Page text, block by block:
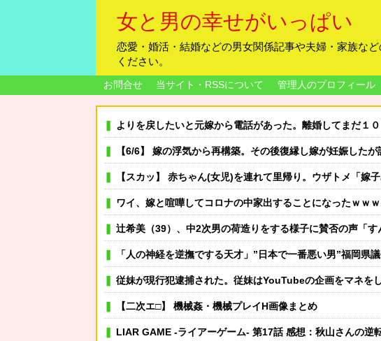
女と男の幸せがいっぱい
恋愛・婚活・結婚などの男女関係記事や夫婦・家族な
ください。
お問合せ 当サイト・RSSについて 管理人のプロフィール
よりを戻したいと元嫁から電話があった。離婚してまだ１
【6/6】 嫁の浮気から再構築。その後復縁し嫁が妊娠したが計算が合わない... 俺は本気で嫁を大切にしてきたつもりだったし嫁も幸せそうだっ
【スカッ】 赤ちゃん(女児)を連れて里帰り。ウザトメ「嫁子みたいに育ったら困るから、私が育てる」コトメ「そうよ、置いて帰っていい
ワイ、嫁と喧嘩してコロナの中家出することになったｗｗｗ
辻希美（39）、中2次男の荷造りをする様子に賛否の声「すんごい過保護…」「全部ママ
「人の神経を逆撫でする天才」”日本で一番悪い男”福岡県議会のドンの「ネパールは天国だった」発言に批判続出…隣県の熊本は地
従妹が現行犯逮捕された。従妹はYouTubeの企画をマネをして「別れさせ
【二次エ□】 機械姦・機械プレイH画像まとめ
LIAR GAME -ライアーゲーム- 第17話 感想：秋山さんの逆転の